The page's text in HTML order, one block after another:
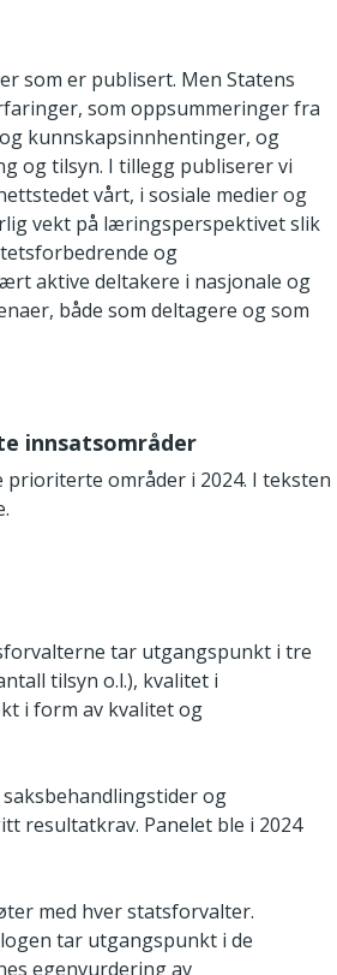
som er publisert. Men Statens
som oppsummeringer fra
kunnskapsinnhentinger, og
og tilsyn. I tillegg publiserer vi
vårt, i sosiale medier og
vekt på læringsperspektivet slik
og
aktive deltakere i nasjonale og
både som deltagere og som
innsatsområder
områder i 2024. I teksten
tar utgangspunkt i tre
tilsyn o.l.), kvalitet i
i form av kvalitet og
og
resultatkrav. Panelet ble i 2024
med hver statsforvalter.
tar utgangspunkt i de
egenvurdering av